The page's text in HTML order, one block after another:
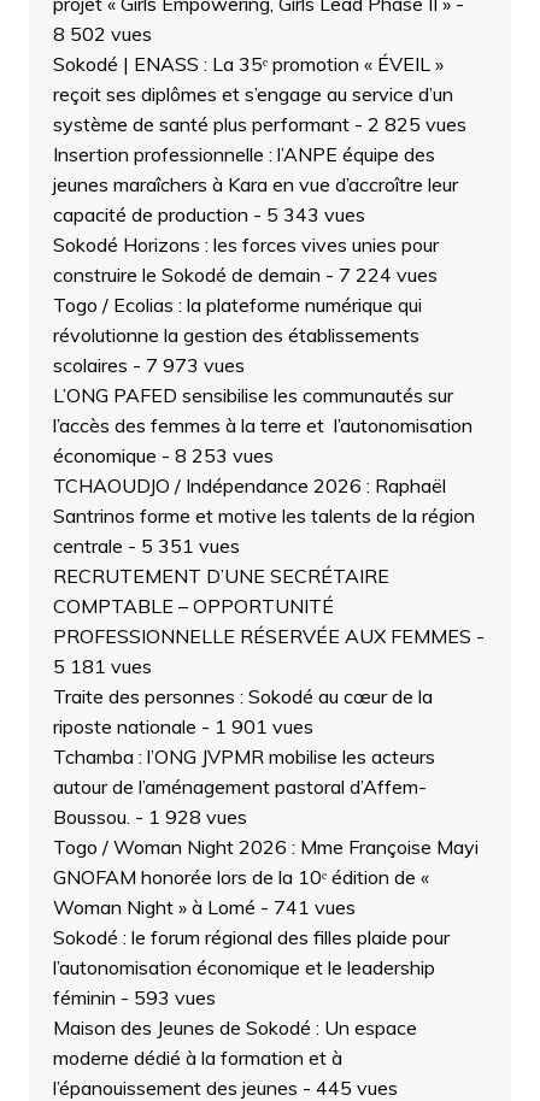
8 502 vues
Sokodé | ENASS : La 35ᵉ promotion « ÉVEIL »
reçoit ses diplômes et s’engage au service d’un
système de santé plus performant- 2 825 vues
Insertion professionnelle : l’ANPE équipe des
jeunes maraîchers à Kara en vue d’accroître leur
capacité de production - 5 343 vues
Sokodé Horizons : les forces vives unies pour
construire le Sokodé de demain - 7 224 vues
Togo / Ecolias : la plateforme numérique qui
révolutionne la gestion des établissements
scolaires - 7 973 vues
L’ONG PAFED sensibilise les communautés sur
l’accès des femmes à la terre et l’autonomisation
économique - 8 253 vues
TCHAOUDJO / Indépendance 2026 : Raphaël
Santrinos forme et motive les talents de la région
centrale - 5 351 vues
RECRUTEMENT D’UNE SECRÉTAIRE
COMPTABLE – OPPORTUNITÉ
PROFESSIONNELLE RÉSERVÉE AUX FEMMES -
5 181 vues
Traite des personnes : Sokodé au cœur de la
riposte nationale - 1 901 vues
Tchamba : l’ONG JVPMR mobilise les acteurs
autour de l’aménagement pastoral d’Affem-
Boussou. - 1 928 vues
Togo / Woman Night 2026 : Mme Françoise Mayi
GNOFAM honorée lors de la 10ᵉ édition de «
Woman Night » à Lomé - 741 vues
Sokodé : le forum régional des filles plaide pour
l’autonomisation économique et le leadership
féminin - 593 vues
Maison des Jeunes de Sokodé : Un espace
moderne dédié à la formation et à
l’épanouissement des jeunes - 445 vues